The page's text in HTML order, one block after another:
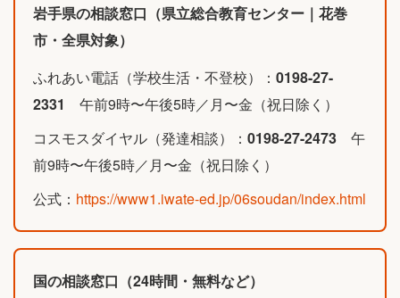
岩手県の相談窓口（県立総合教育センター｜花巻
市・全県対象）
ふれあい電話（学校生活・不登校）： 0198-27-
2331
午前9時〜午後5時／月〜金（祝日除く）
コスモスダイヤル（発達相談）： 0198-27-2473 午
前9時〜午後5時／月〜金（祝日除く）
公式： https://www1.iwate-ed.jp/06soudan/index.html
国の相談窓口（24時間・無料など）